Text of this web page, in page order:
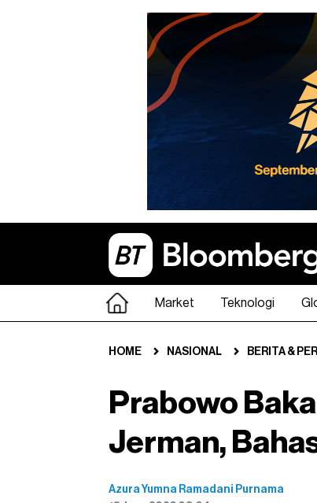
Market Teknologi
HOME NASIONAL BERITA &
Prabowo
Jerman,
Azura Yumna Ramadani Purnama